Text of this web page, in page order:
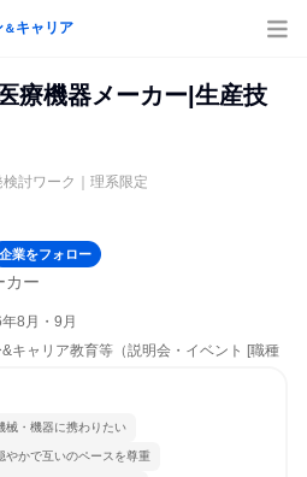
＆キャリア
療機器メーカー|生産技
討ワーク｜理系限定
企業をフォロー
カー
8月・9月
キャリア教育等（説明会・イベント [職種
械・機器に携わりたい
やかで互いのペースを尊重